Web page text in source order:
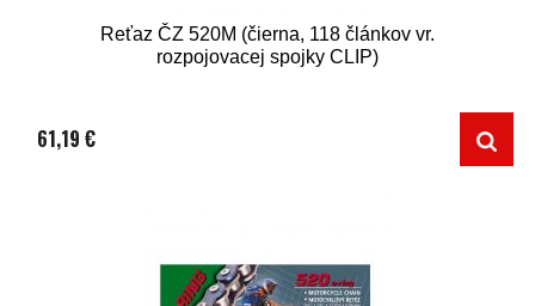
Reťaz ČZ 520M (čierna, 118 článkov vr.
rozpojovacej spojky CLIP)
61,19 €